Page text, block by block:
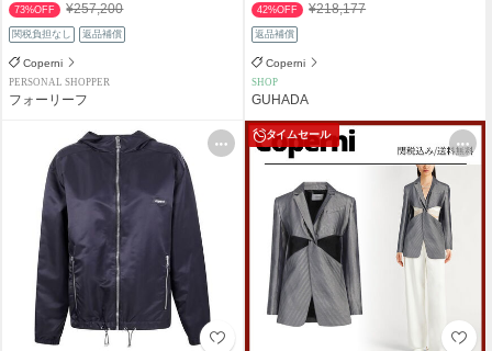
73%OFF ¥257,200
関税負担なし 返品補償
Coperni
PERSONAL SHOPPER
フォーリーフ
42%OFF ¥218,177
返品補償
Coperni
SHOP
GUHADA
タイムセール